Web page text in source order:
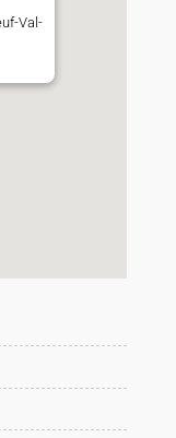
Val-